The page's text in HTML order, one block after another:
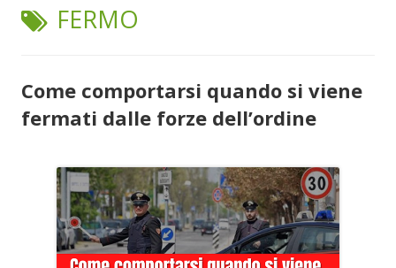
TAG:
FERMO
Come comportarsi quando si viene
fermati dalle forze dell’ordine